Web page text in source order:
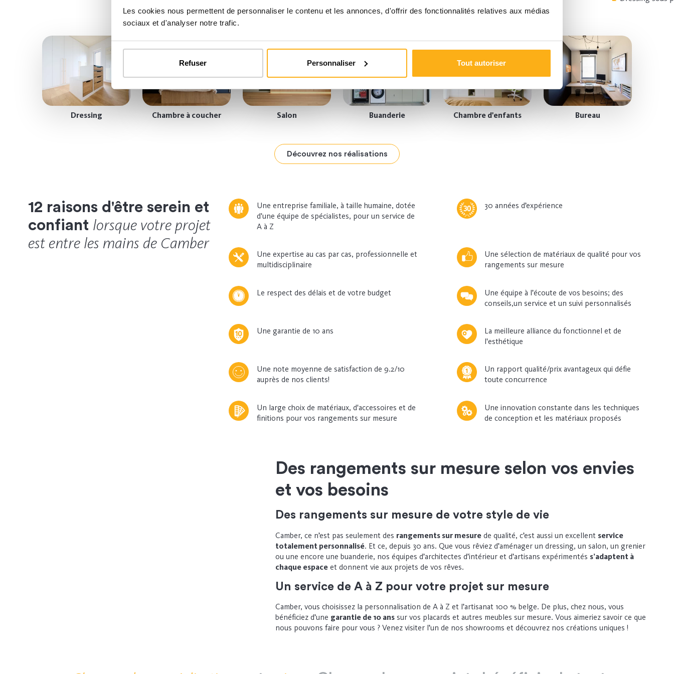
Les cookies nous permettent de personnaliser le contenu et les annonces, d'offrir des fonctionnalités relatives aux médias
sociaux et d'analyser notre trafic.
Refuser Personnaliser Tout autoriser
Dressing Chambre à coucher Salon Buanderie Chambre d'enfants Bureau
Découvrez nos réalisations
12 raisons d'être serein et
confiant lorsque votre projet
est entre les mains de Camber
Une entreprise familiale, à taille humaine, dotée
d'une équipe de spécialistes, pour un service de
A à Z
30 années d’expérience
Une expertise au cas par cas, professionnelle et
multidisciplinaire
Une sélection de matériaux de qualité pour vos
rangements sur mesure
Le respect des délais et de votre budget
Une équipe à l’écoute de vos besoins; des
conseils,un service et un suivi personnalisés
Une garantie de 10 ans
La meilleure alliance du fonctionnel et de
l'esthétique
Une note moyenne de satisfaction de 9.2/10
auprès de nos clients!
Un rapport qualité/prix avantageux qui défie
toute concurrence
Un large choix de matériaux, d'accessoires et de
finitions pour vos rangements sur mesure
Une innovation constante dans les techniques
de conception et les matériaux proposés
Des rangements sur mesure selon vos envies
et vos besoins
Des rangements sur mesure de votre style de vie
Camber, ce n’est pas seulement des rangements sur mesurede qualité, c’est aussi un excellent service
totalement personnalisé. Et ce, depuis 30 ans. Que vous rêviez d’aménager un dressing, un salon, un grenier
ou une encore une buanderie, nos équipes d’architectes d’intérieur et d’artisans expérimentés s’adaptent à
chaque espaceet donnent vie aux projets de vos rêves.
Un service de A à Z pour votre projet sur mesure
Camber, vous choisissez la personnalisation de A à Z et l’artisanat 100 % belge. De plus, chez nous, vous
bénéficiez d’une garantie de 10 anssur vos placards et autres meubles sur mesure. Vous aimeriez savoir ce que
nous pouvons faire pour vous ? Venez visiter l’un de nos showrooms et découvrez nos créations uniques !